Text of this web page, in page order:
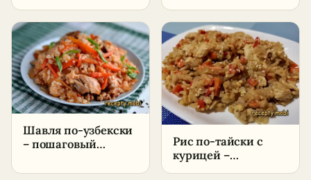
пошаговый рецепт
в домашних
условиях
Шавля по-узбекски
– пошаговый
условиях
Рис по-тайски с
курицей –
пошаговый рецепт